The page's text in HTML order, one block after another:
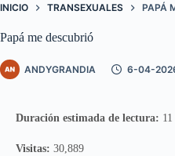
INICIO TRANSEXUALES PAPÁ
Papá me descubrió
ANDYGRANDIA 6-04-
Duración estimada de lectura:
Visitas: 30,889